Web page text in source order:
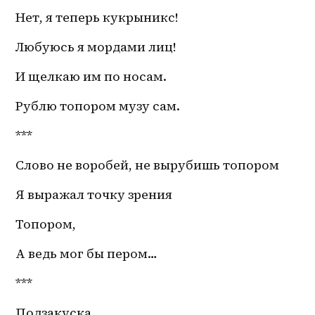
Нет, я теперь кукрыникс!
Любуюсь я мордами лиц!
И щелкаю им по носам.
Рублю топором музу сам.
***
Слово не воробей, не вырубишь топором
Я выражал точку зрения
Топором,
А ведь мог бы пером…
***